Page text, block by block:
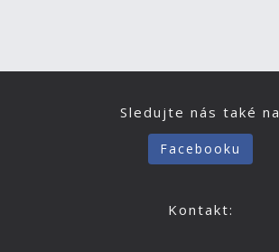
Sledujte nás také na
Facebooku
Kontakt: